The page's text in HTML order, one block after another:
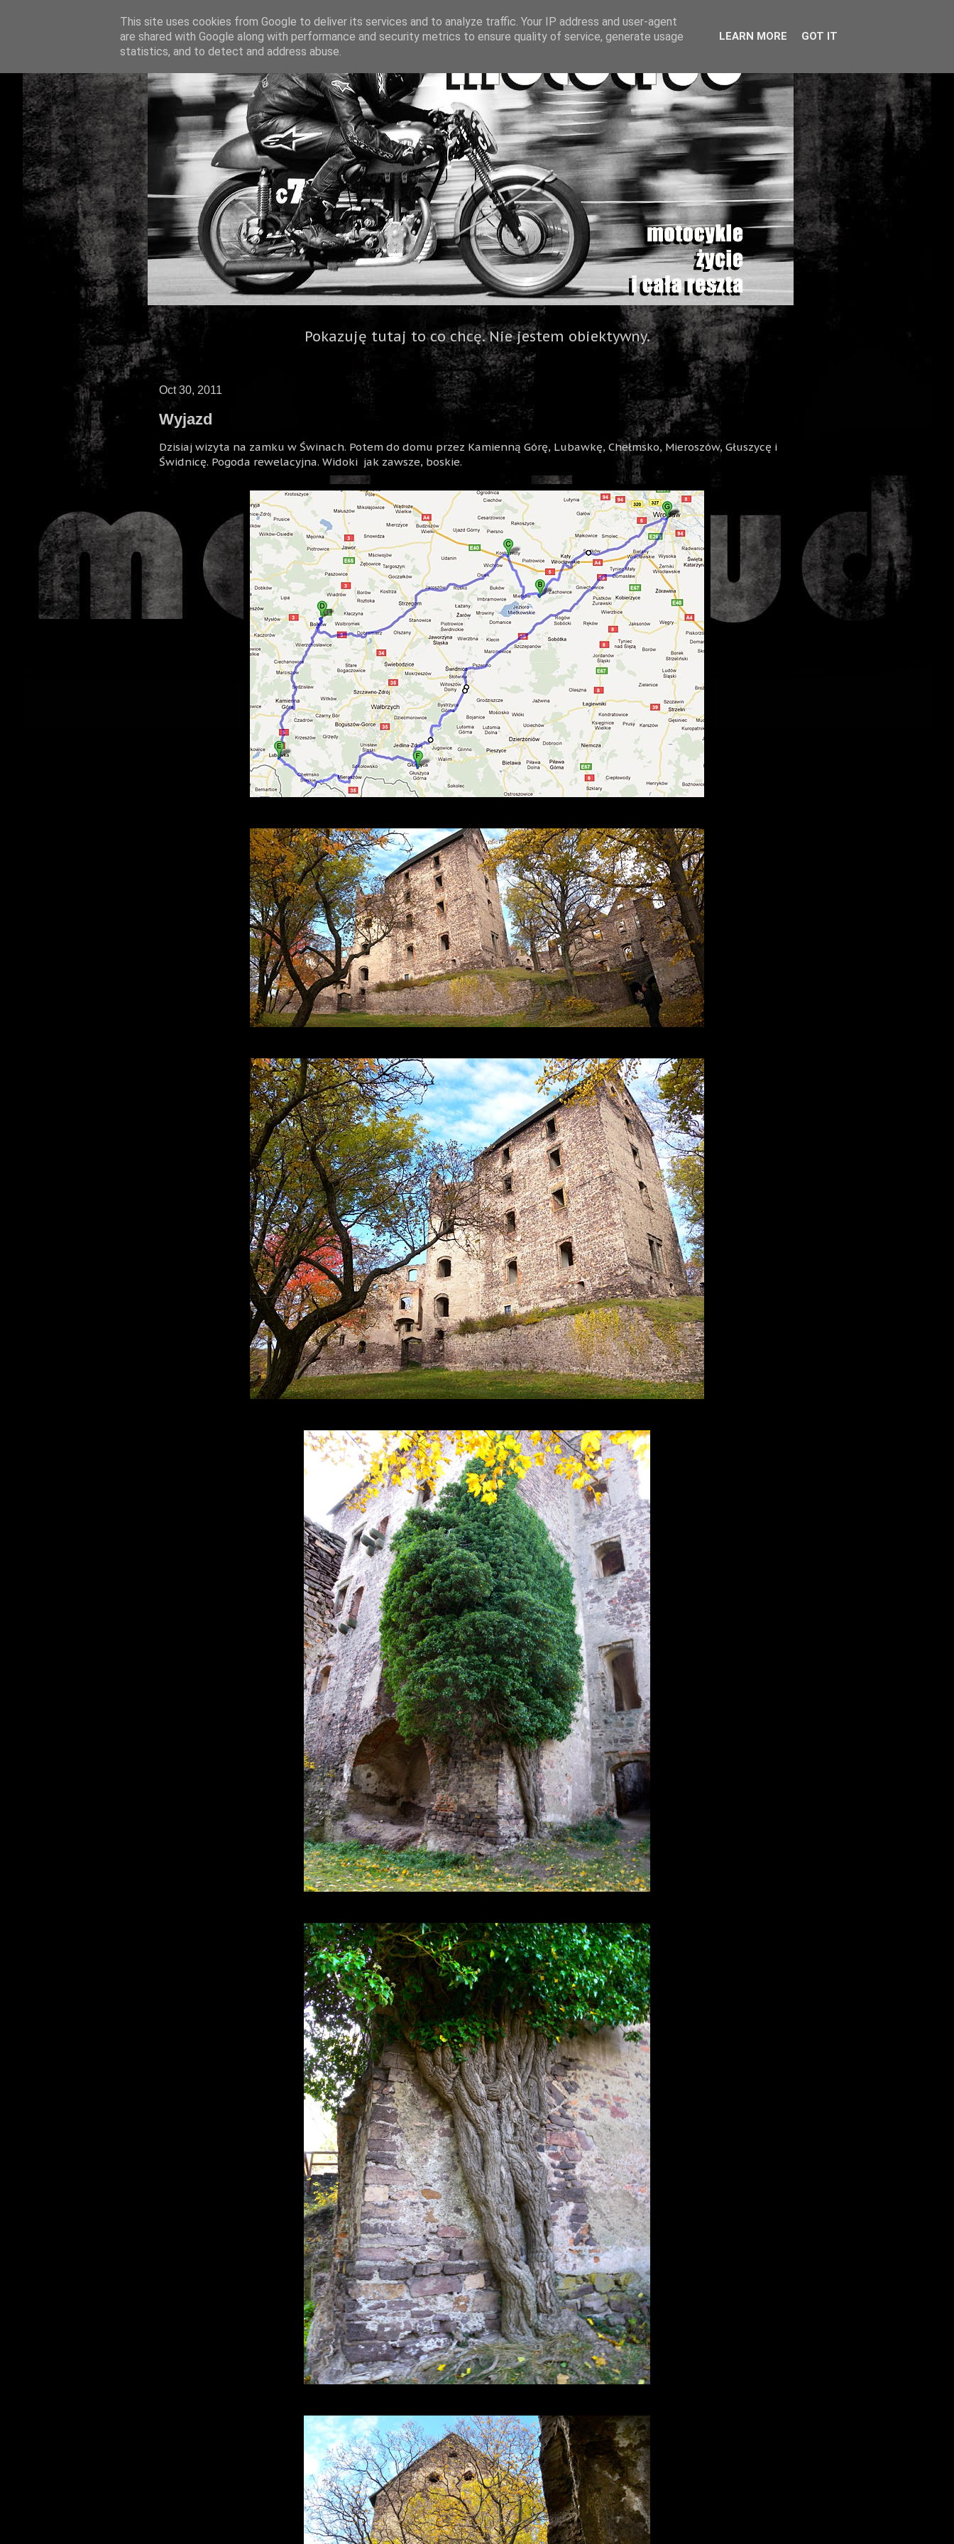
Pokazuję tutaj to co chcę. Nie jestem obiektywny.
Oct 30, 2011
Wyjazd
Dzisiaj wizyta na zamku w Świnach. Potem do domu przez Kamienną Górę, Lubawkę, Chełmsko, Mieroszów, Głuszycę i
Świdnicę. Pogoda rewelacyjna. Widoki jak zawsze, boskie.
This site uses cookies from Google to deliver its services and to analyze traffic. Your IP address and user-agent
are shared with Google along with performance and security metrics to ensure quality of service, generate usage
statistics, and to detect and address abuse.
LEARN MORE GOT IT